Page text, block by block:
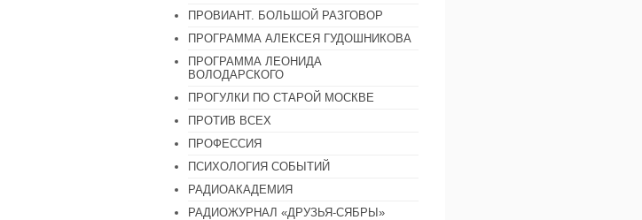
ПРОВИАНТ. БОЛЬШОЙ РАЗГОВОР
ПРОГРАММА АЛЕКСЕЯ ГУДОШНИКОВА
ПРОГРАММА ЛЕОНИДА
ВОЛОДАРСКОГО
ПРОГУЛКИ ПО СТАРОЙ МОСКВЕ
ПРОТИВ ВСЕХ
ПРОФЕССИЯ
ПСИХОЛОГИЯ СОБЫТИЙ
РАДИОАКАДЕМИЯ
РАДИОЖУРНАЛ «ДРУЗЬЯ-СЯБРЫ»